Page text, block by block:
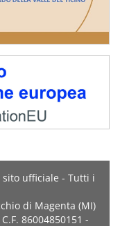
sito ufficiale - Tutti i
di Magenta (MI)
86004850151 -